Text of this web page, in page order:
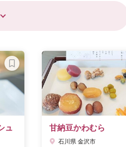
ュ
甘納豆かわむら
石川県 金沢市